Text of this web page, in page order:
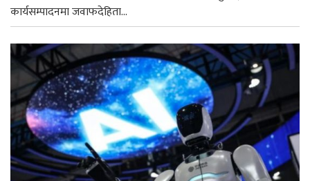
कार्यसम्पादनमा जवाफदेहिता...